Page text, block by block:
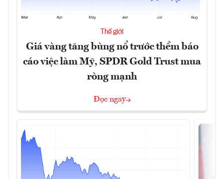
Thế giới
Giá vàng tăng bùng nổ trước thềm báo
cáo việc làm Mỹ, SPDR Gold Trust mua
ròng mạnh
Đọc ngay